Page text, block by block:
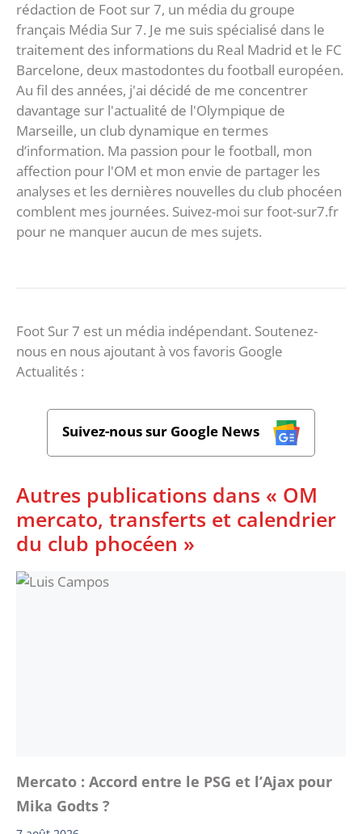
rédaction de Foot sur 7, un média du groupe
français Média Sur 7. Je me suis spécialisé dans le
traitement des informations du Real Madrid et le FC
Barcelone, deux mastodontes du football européen.
Au fil des années, j'ai décidé de me concentrer
davantage sur l'actualité de l'Olympique de
Marseille, un club dynamique en termes
d’information. Ma passion pour le football, mon
affection pour l'OM et mon envie de partager les
analyses et les dernières nouvelles du club phocéen
comblent mes journées. Suivez-moi sur foot-sur7.fr
pour ne manquer aucun de mes sujets.
Foot Sur 7 est un média indépendant. Soutenez-
nous en nous ajoutant à vos favoris Google
Actualités :
Suivez-nous sur Google News
Autres publications dans « OM
mercato, transferts et calendrier
du club phocéen »
Mercato : Accord entre le PSG et l’Ajax pour
Mika Godts ?